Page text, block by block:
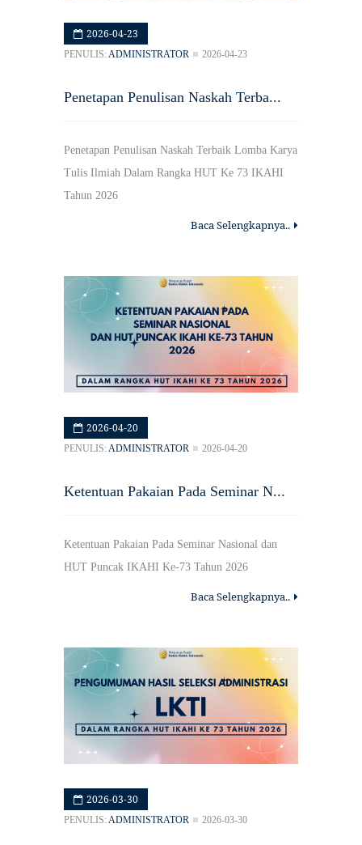
2026-04-23
PENULIS:ADMINISTRATOR 2026-04-23
Penetapan Penulisan Naskah Terba...
Penetapan Penulisan Naskah Terbaik Lomba Karya
Tulis Ilmiah Dalam Rangka HUT Ke 73 IKAHI
Tahun 2026
Baca Selengkapnya..
2026-04-20
PENULIS:ADMINISTRATOR 2026-04-20
Ketentuan Pakaian Pada Seminar N...
Ketentuan Pakaian Pada Seminar Nasional dan
HUT Puncak IKAHI Ke-73 Tahun 2026
Baca Selengkapnya..
2026-03-30
PENULIS:ADMINISTRATOR 2026-03-30